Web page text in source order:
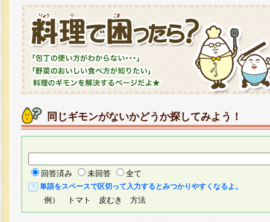
同じギモンがないかどうか探してみよう！
回答済み 未回答 全て
単語をスペースで区切って入力するとみつかりやすくなるよ。
例） トマト 皮むき 方法